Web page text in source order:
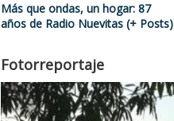
Más que ondas, un hogar: 87
años de Radio Nuevitas (+ Posts)
Fotorreportaje